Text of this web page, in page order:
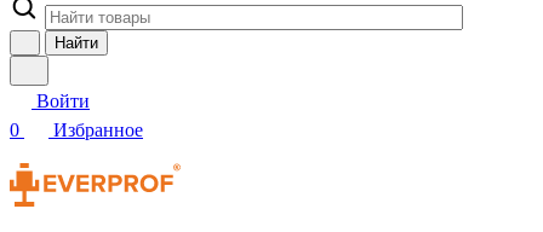
Найти
Войти
0
Избранное